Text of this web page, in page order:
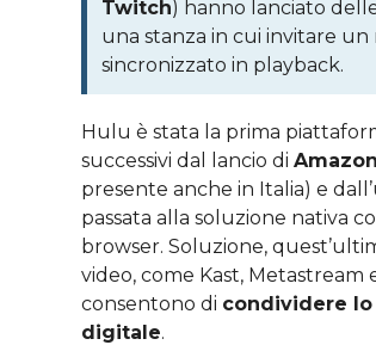
Twitch) hanno lanciato
una stanza in cui invitare
sincronizzato in playback.
Hulu è stata la prima
successivi dal lancio di
presente anche in Italia) e
passata alla soluzione nativa
browser. Soluzione,
video, come Kast, Metastream
consentono di condividere
digitale.